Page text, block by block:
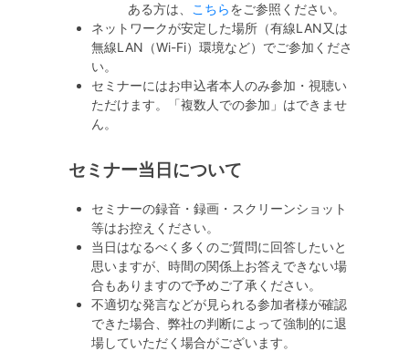
ある方は、
こちらをご参照ください。
ネットワークが安定した場所（有線LAN又は
無線LAN（Wi-Fi）環境など）でご参加くださ
い。
セミナーにはお申込者本人のみ参加・視聴い
ただけます。「複数人での参加」はできませ
ん。
セミナー当日について
セミナーの録音・録画・スクリーンショット
等はお控えください。
当日はなるべく多くのご質問に回答したいと
思いますが、時間の関係上お答えできない場
合もありますので予めご了承ください。
不適切な発言などが見られる参加者様が確認
できた場合、弊社の判断によって強制的に退
場していただく場合がございます。